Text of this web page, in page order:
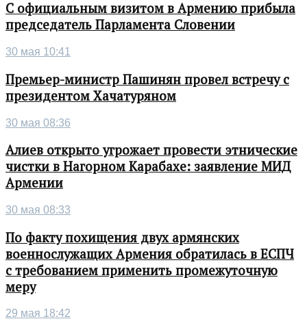
С официальным визитом в Армению прибыла
председатель Парламента Словении
30 мая 10:41
Премьер-министр Пашинян провел встречу с
президентом Хачатуряном
30 мая 08:36
Алиев открыто угрожает провести этнические
чистки в Нагорном Карабахе: заявление МИД
Армении
30 мая 08:33
По факту похищения двух армянских
военнослужащих Армения обратилась в ЕСПЧ
с требованием применить промежуточную
меру
29 мая 18:42